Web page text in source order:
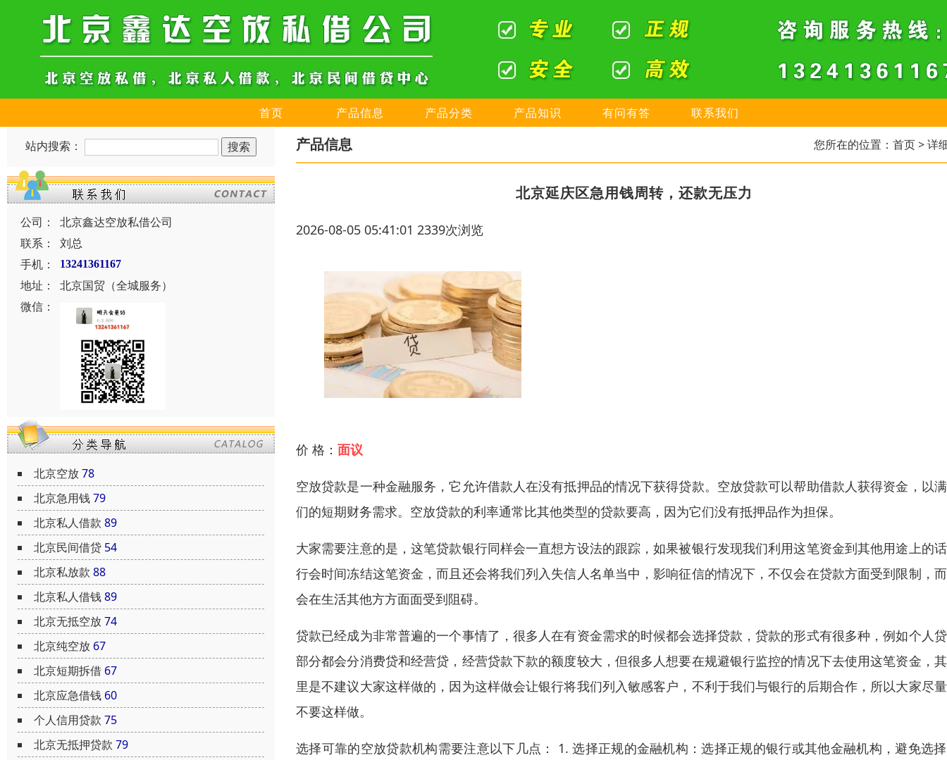
首页 产品信息 产品分类 产品知识 有问有答 联系我们
站内搜索：
公司：
北京鑫达空放私借公司
联系：
刘总
手机：
13241361167
地址：
北京国贸（全城服务）
微信：
北京空放78
北京急用钱79
北京私人借款 89
北京民间借贷 54
北京私放款 88
北京私人借钱89
北京无抵空放74
北京纯空放 67
北京短期拆借 67
北京应急借钱 60
个人信用贷款 75
北京无抵押贷款 79
产品信息 您所在的位置： 首页> 详
北京延庆区急用钱周转，还款无压力
2026-08-05 05:41:01 2339次浏览
价 格： 面议
空放贷款是一种金融服务，它允许借款人在没有抵押品的情况下获得贷款。空放贷款可以帮助借款人获得资金，以
们的短期财务需求。空放贷款的利率通常比其他类型的贷款要高，因为它们没有抵押品作为担保。
大家需要注意的是，这笔贷款银行同样会一直想方设法的跟踪，如果被银行发现我们利用这笔资金到其他用途上的
行会时间冻结这笔资金，而且还会将我们列入失信人名单当中，影响征信的情况下，不仅会在贷款方面受到限制，
会在生活其他方方面面受到阻碍。
贷款已经成为非常普遍的一个事情了，很多人在有资金需求的时候都会选择贷款，贷款的形式有很多种，例如个人
部分都会分消费贷和经营贷，经营贷款下款的额度较大，但很多人想要在规避银行监控的情况下去使用这笔资金，
里是不建议大家这样做的，因为这样做会让银行将我们列入敏感客户，不利于我们与银行的后期合作，所以大家尽
不要这样做。
选择可靠的空放贷款机构需要注意以下几点： 1. 选择正规的金融机构：选择正规的银行或其他金融机构，避免选